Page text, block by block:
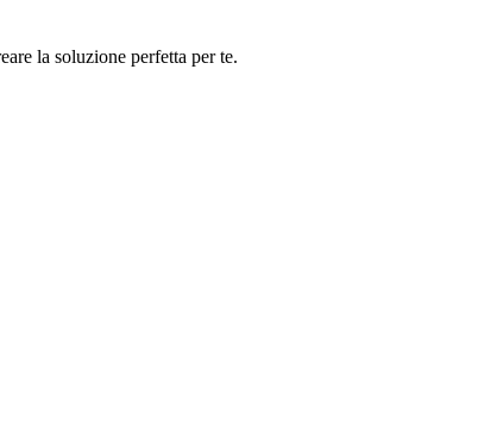
la soluzione perfetta per te.